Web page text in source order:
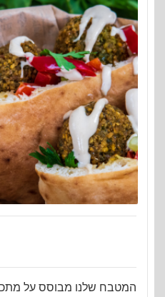
המטבח שלנו מבוסס על